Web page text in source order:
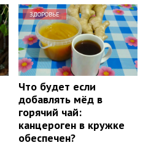
ЗДОРОВЬЕ
Что будет если
добавлять мёд в
горячий чай:
канцероген в кружке
обеспечен?